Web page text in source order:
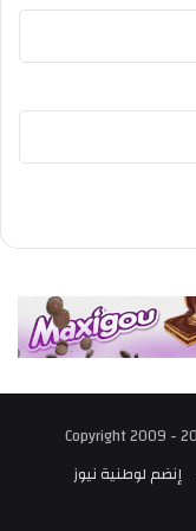
إنضم لوطنية نيوز